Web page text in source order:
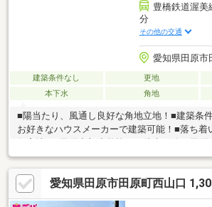
豊橋鉄道渥美
分
その他の交通
愛知県田原市
建築条件なし 更地
本下水
角地
■陽当たり、風通し良好な角地立地！■建築条
お好きなハウスメーカーで建築可能！■落ち着
住宅地。■田原中部小学校まで徒歩11分、田原
分。
愛知県田原市田原町西山口